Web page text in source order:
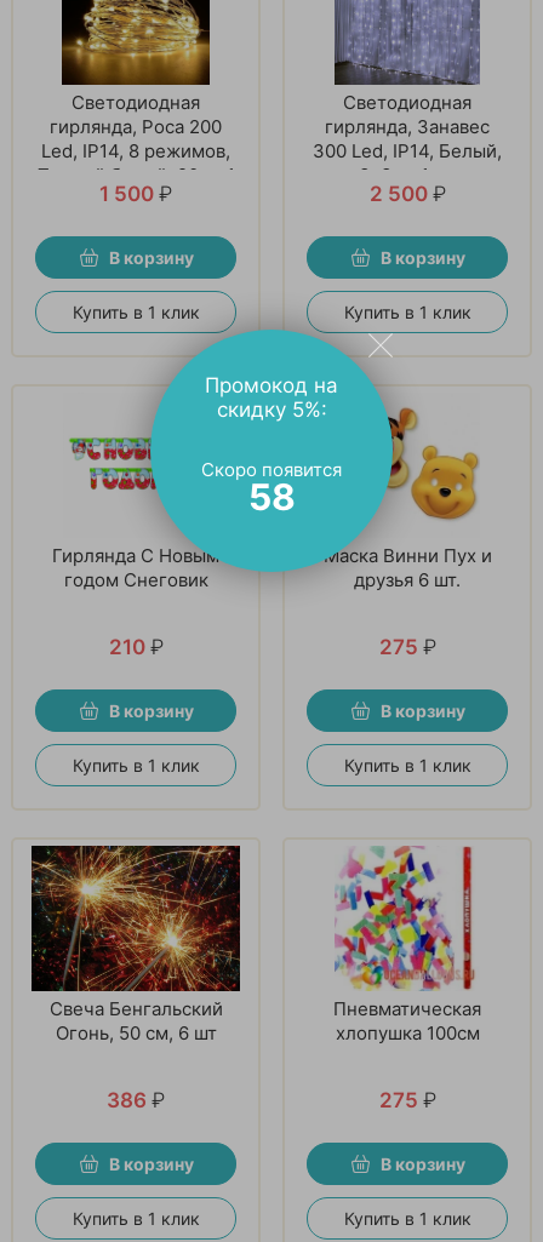
Светодиодная
гирлянда, Роса 200
Led, IP14, 8 режимов,
Теплый белый, 20 м. 1
шт
1 500 ₽
В корзину
Купить в 1 клик
Светодиодная
гирлянда, Занавес
300 Led, IP14, Белый,
3х3 м. 1 шт
2 500 ₽
В корзину
Купить в 1 клик
Гирлянда С Новым
годом Снеговик
210 ₽
В корзину
Купить в 1 клик
Маска Винни Пух и
друзья 6 шт.
275 ₽
В корзину
Купить в 1 клик
Свеча Бенгальский
Огонь, 50 см, 6 шт
386 ₽
В корзину
Купить в 1 клик
Пневматическая
хлопушка 100см
275 ₽
В корзину
Купить в 1 клик
Промокод на
скидку 5%:
Скоро появится
57